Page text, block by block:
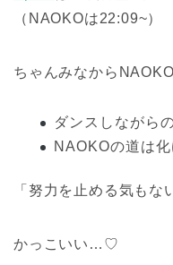
（NAOKOは22:09~）
ちゃんみなから
ダンスしながら
NAOKOの道は
「努力を止める気も
かっこいい…♡